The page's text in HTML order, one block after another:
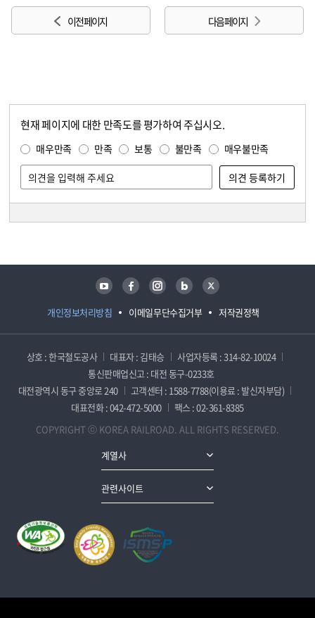
이전 페이지 다음 페이지
현재 페이지에 대한 만족도를 평가하여 주십시오.
매우만족 만족 보통 불만족 매우불만족
개인정보처리방침 이메일무단수집거부 저작권정책
유튜브 페이스북 인스타그램 블로그 트위터
상호 : 한국철도공사 대표자 : 김태승
사업자등록 : 314-82-10024
통신판매업신고 : 대전 동구-0233호
대전광역시 동구 중앙로 240
고객센터 : 1588-7788(이용료 : 발신자부담)
대표전화 : 042-472-5000
팩스 : 02-361-8385
COPYRIGHT ⓒ KOREA RAILROAD. ALL RIGHTS RESERVED.
계열사
관련사이트